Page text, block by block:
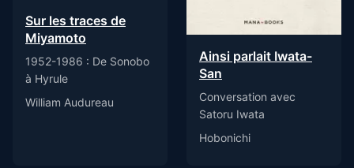
Sur les traces de
Miyamoto
1952-1986 : De Sonobo
à Hyrule
William Audureau
Ainsi parlait Iwata-
San
Conversation avec
Satoru Iwata
Hobonichi